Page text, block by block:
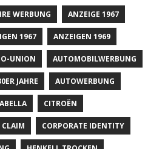
WERBUNG ANZEIGE 1967
1967 ANZEIGEN 1969
UNION AUTOMOBILWERBUNG
JAHRE AUTOWERBUNG
CITROËN
CLAIM CORPORATE IDENTITY